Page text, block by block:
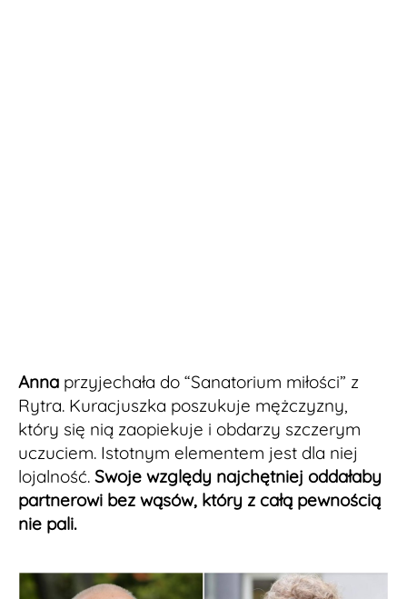
Anna przyjechała do “Sanatorium miłości” z
Rytra. Kuracjuszka poszukuje mężczyzny,
który się nią zaopiekuje i obdarzy szczerym
uczuciem. Istotnym elementem jest dla niej
lojalność. Swoje względy najchętniej oddałaby
partnerowi bez wąsów, który z całą pewnością
nie pali.